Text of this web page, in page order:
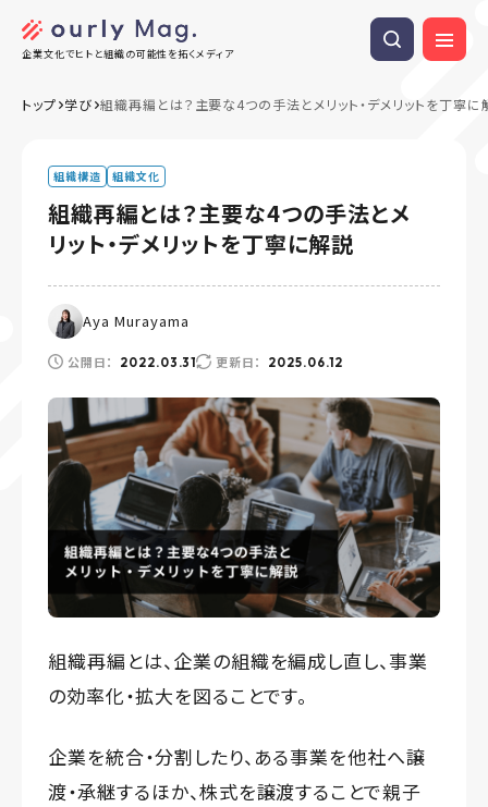
企業文化でヒトと組織の可能性を拓くメディア
トップ 学び 組織再編とは？主要な4つの手法とメリット・デメリットを丁寧に
組織構造 組織文化
組織再編とは？主要な4つの手法とメ
リット・デメリットを丁寧に解説
Aya Murayama
公開日： 2022.03.31 更新日： 2025.06.12
組織再編とは、企業の組織を編成し直し、事業
の効率化・拡大を図ることです。
企業を統合・分割したり、ある事業を他社へ譲
渡・承継するほか、株式を譲渡することで親子